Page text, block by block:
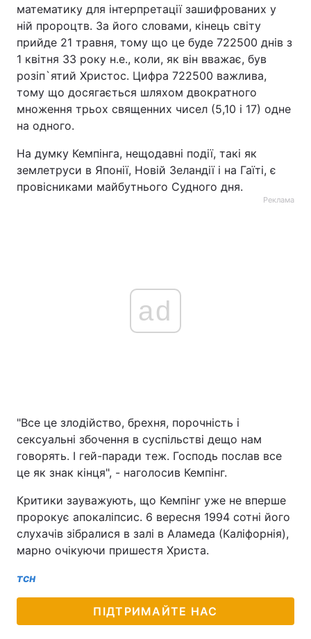
математику для інтерпретації зашифрованих у
ній пророцтв. За його словами, кінець світу
прийде 21 травня, тому що це буде 722500 днів з
1 квітня 33 року н.е., коли, як він вважає, був
розіп`ятий Христос. Цифра 722500 важлива,
тому що досягається шляхом двократного
множення трьох священних чисел (5,10 і 17) одне
на одного.
На думку Кемпінга, нещодавні події, такі як
землетруси в Японії, Новій Зеландії і на Гаїті, є
провісниками майбутнього Судного дня.
Реклама
ad
"Все це злодійство, брехня, порочність і
сексуальні збочення в суспільстві дещо нам
говорять. І гей-паради теж. Господь послав все
це як знак кінця", - наголосив Кемпінг.
Критики зауважують, що Кемпінг уже не вперше
пророкує апокаліпсис. 6 вересня 1994 сотні його
слухачів зібралися в залі в Аламеда (Каліфорнія),
марно очікуючи пришестя Христа.
тсн
ПІДТРИМАЙТЕ НАС